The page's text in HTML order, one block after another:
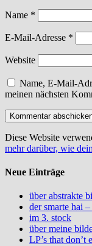
Name *
E-Mail-Adresse *
Website
Name, E-Mail-
meinen nächsten
Diese Website
mehr darüber, wie
Neue Einträge
über abstrakte
der smarte hai
im 3. stock
über meine
LP’s that